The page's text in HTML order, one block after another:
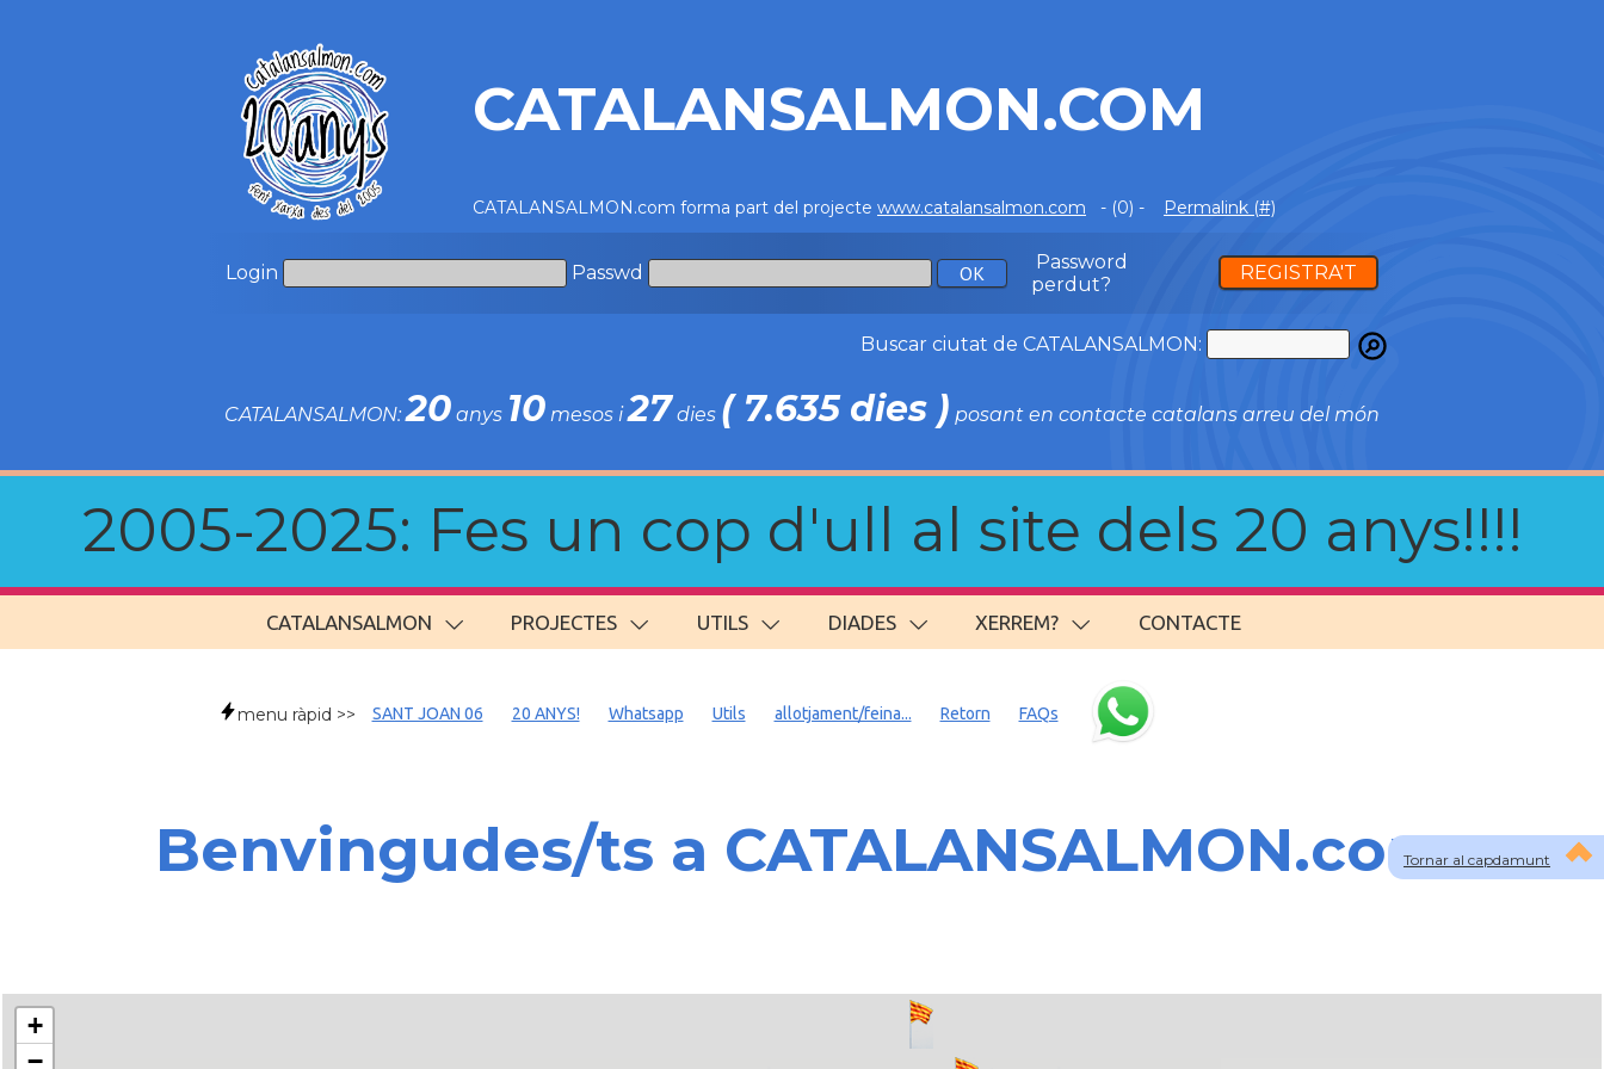
CATALANSALMON.COM
CATALANSALMON.com forma part del projecte www.catalansalmon.com - (0) - Permalink (#)
Login Passwd
Password
perdut?
REGISTRA'T
Buscar ciutat de CATALANSALMON:
CATALANSALMON:20 anys 10 mesos i27 dies ( 7.635 dies ) posant en contacte catalans arreu del món
2005-2025: Fes un cop d'ull al site dels 20 anys!!!!
CATALANSALMON PROJECTES UTILS DIADES XERREM? CONTACTE
Tornar al capdamunt
menu ràpid >> SANT JOAN 06 20 ANYS! Whatsapp Utils allotjament/feina... Retorn FAQs
Benvingudes/ts a CATALANSALMON.com
+
−